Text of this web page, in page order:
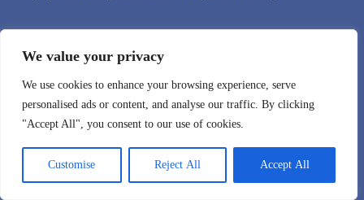
We value your privacy
We use cookies to enhance your browsing experience, serve
personalised ads or content, and analyse our traffic. By clicking
"Accept All", you consent to our use of cookies.
Customise Reject All Accept All
DEMOSTRACIÓN DE BIGBLUEBUTTON
CLÚSTER DE BOTONES BIGBLUE
SERVIDORES VPS EN LA NUBE